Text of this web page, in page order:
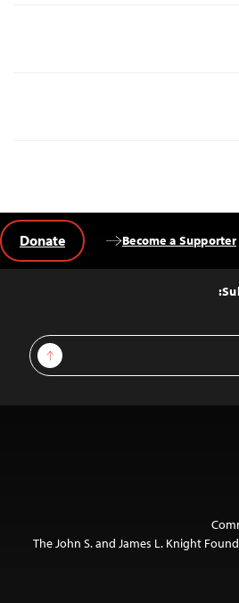
Sign Up
Become a Supporter
Donate
The John S. and James L. Knight